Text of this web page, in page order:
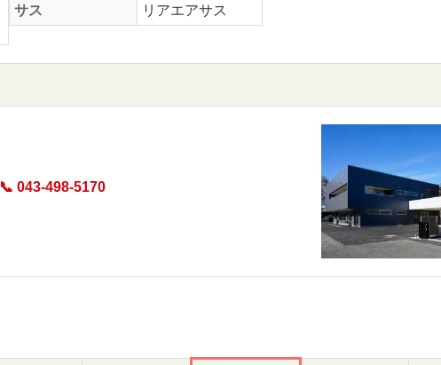
サス
リアエアサス
📞 043-498-5170